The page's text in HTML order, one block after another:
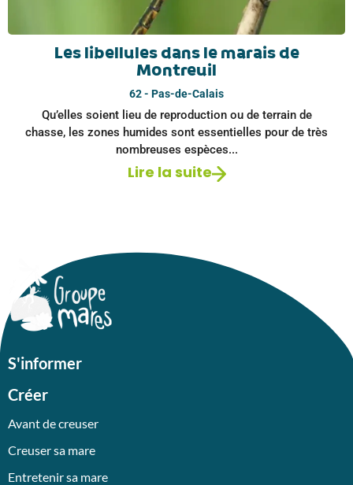
Les libellules dans le marais de
Montreuil
62 - Pas-de-Calais
Qu’elles soient lieu de reproduction ou de terrain de
chasse, les zones humides sont essentielles pour de très
nombreuses espèces...
Lire la suite
S'informer
Créer
Avant de creuser
Creuser sa mare
Entretenir sa mare